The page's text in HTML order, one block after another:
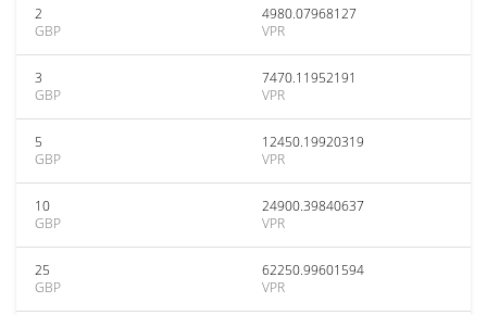
2
GBP
4980.07968127
VPR
3
GBP
7470.11952191
VPR
5
GBP
12450.19920319
VPR
10
GBP
24900.39840637
VPR
25
GBP
62250.99601594
VPR